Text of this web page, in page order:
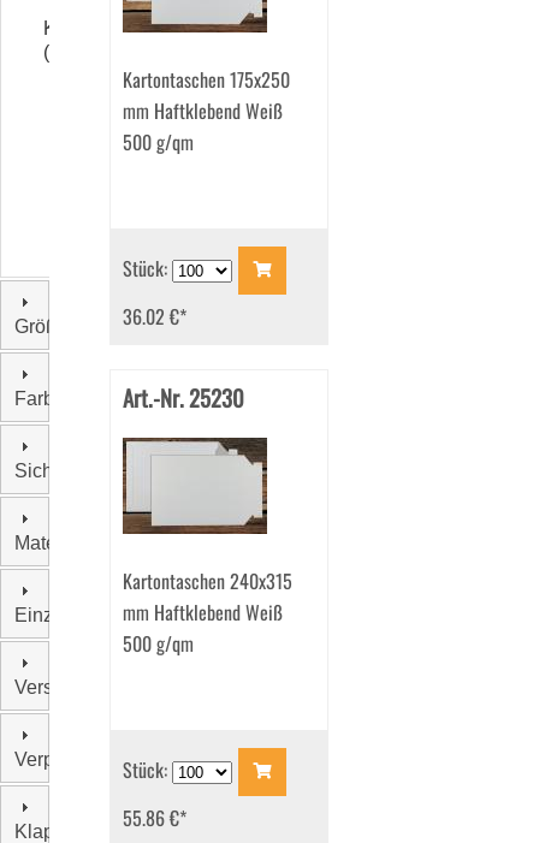
Kartontaschen
(10)
Größe
Farbe
Sichtfenster
Material
Einzelgewicht
Verschluss
Verpackungseinheit
Klappenform
Kartontaschen 175x250
mm Haftklebend Weiß
500 g/qm
Stück:
36.02 €*
Art.-Nr. 25230
Kartontaschen 240x315
mm Haftklebend Weiß
500 g/qm
Stück:
55.86 €*